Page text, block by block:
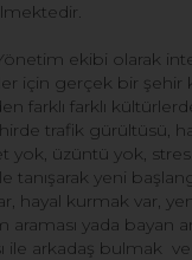
ekibi olarak
için gerçek bir şehir
farklı farklı
trafik gürültüsü,
yok, üzüntü yok,
tanışarak yeni
hayal kurmak var,
araması yada bayan
ile arkadaş bulmak